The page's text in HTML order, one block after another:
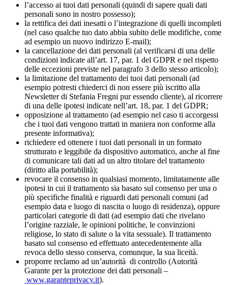
l’accesso ai tuoi dati personali (quindi di sapere quali dati
personali sono in nostro possesso);
la rettifica dei dati inesatti o l’integrazione di quelli incompleti
(nel caso qualche tuo dato abbia subito delle modifiche, come
ad esempio un nuovo indirizzo E-mail);
la cancellazione dei dati personali (al verificarsi di una delle
condizioni indicate all’art. 17, par. 1 del GDPR e nel rispetto
delle eccezioni previste nel paragrafo 3 dello stesso articolo);
la limitazione del trattamento dei tuoi dati personali (ad
esempio potresti chiederci di non essere più iscritto alla
Newsletter di Stefania Fregni pur essendo cliente), al ricorrere
di una delle ipotesi indicate nell’art. 18, par. 1 del GDPR;
opposizione al trattamento (ad esempio nel caso ti accorgessi
che i tuoi dati vengono trattati in maniera non conforme alla
presente informativa);
richiedere ed ottenere i tuoi dati personali in un formato
strutturato e leggibile da dispositivo automatico, anche al fine
di comunicare tali dati ad un altro titolare del trattamento
(diritto alla portabilità);
revocare il consenso in qualsiasi momento, limitatamente alle
ipotesi in cui il trattamento sia basato sul consenso per una o
più specifiche finalità e riguardi dati personali comuni (ad
esempio data e luogo di nascita o luogo di residenza), oppure
particolari categorie di dati (ad esempio dati che rivelano
l’origine razziale, le opinioni politiche, le convinzioni
religiose, lo stato di salute o la vita sessuale). Il trattamento
basato sul consenso ed effettuato antecedentemente alla
revoca dello stesso conserva, comunque, la sua liceità.
proporre reclamo ad un’autorità di controllo (Autorità
Garante per la protezione dei dati personali –
www.garanteprivacy.it).